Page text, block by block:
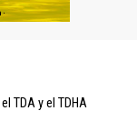
TDA y el TDHA